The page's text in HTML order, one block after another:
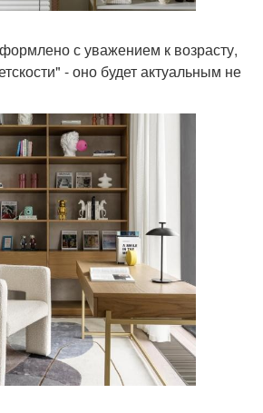
с уважением к возрасту,
- оно будет актуальным не